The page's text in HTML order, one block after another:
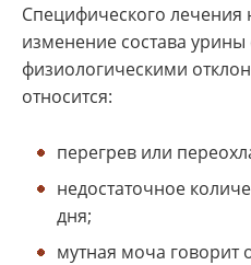
Специфического лечения
изменение состава урины
физиологическими
относится:
перегрев или
недостаточное
дня;
мутная моча